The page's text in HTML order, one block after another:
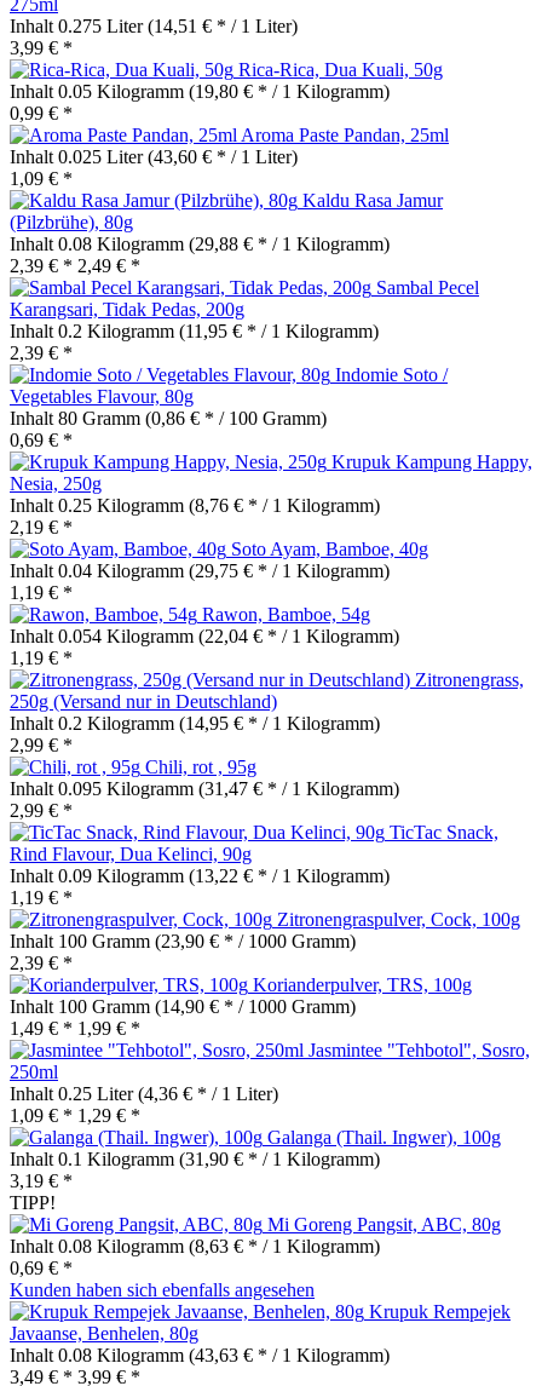
Inhalt 0.275 Liter(14,51 € * / 1 Liter)
3,99 € *
Rica-Rica, Dua Kuali, 50g
Inhalt 0.05 Kilogramm (19,80 € * / 1 Kilogramm)
0,99 € *
Aroma Paste Pandan, 25ml
Inhalt 0.025 Liter(43,60 € * / 1 Liter)
1,09 € *
Kaldu Rasa Jamur
(Pilzbrühe), 80g
Inhalt 0.08 Kilogramm (29,88 € * / 1 Kilogramm)
2,39 € * 2,49 € *
Sambal Pecel
Karangsari, Tidak Pedas, 200g
Inhalt 0.2 Kilogramm (11,95 € * / 1 Kilogramm)
2,39 € *
Indomie Soto /
Vegetables Flavour, 80g
Inhalt 80 Gramm (0,86 € * / 100 Gramm)
0,69 € *
Krupuk Kampung Happy,
Nesia, 250g
Inhalt 0.25 Kilogramm (8,76 € * / 1 Kilogramm)
2,19 € *
Soto Ayam, Bamboe, 40g
Inhalt 0.04 Kilogramm (29,75 € * / 1 Kilogramm)
1,19 € *
Rawon, Bamboe, 54g
Inhalt 0.054 Kilogramm (22,04 € * / 1 Kilogramm)
1,19 € *
Zitronengrass,
250g (Versand nur in Deutschland)
Inhalt 0.2 Kilogramm (14,95 € * / 1 Kilogramm)
2,99 € *
Chili, rot , 95g
Inhalt 0.095 Kilogramm (31,47 € * / 1 Kilogramm)
2,99 € *
TicTac Snack,
Rind Flavour, Dua Kelinci, 90g
Inhalt 0.09 Kilogramm (13,22 € * / 1 Kilogramm)
1,19 € *
Zitronengraspulver, Cock, 100g
Inhalt 100 Gramm (23,90 € * / 1000 Gramm)
2,39 € *
Korianderpulver, TRS, 100g
Inhalt 100 Gramm (14,90 € * / 1000 Gramm)
1,49 € * 1,99 € *
Jasmintee "Tehbotol", Sosro,
250ml
Inhalt 0.25 Liter(4,36 € * / 1 Liter)
1,09 € * 1,29 € *
Galanga (Thail. Ingwer), 100g
Inhalt 0.1 Kilogramm (31,90 € * / 1 Kilogramm)
3,19 € *
TIPP!
Mi Goreng Pangsit, ABC, 80g
Inhalt 0.08 Kilogramm (8,63 € * / 1 Kilogramm)
0,69 € *
Kunden haben sich ebenfalls angesehen
Krupuk Rempejek
Javaanse, Benhelen, 80g
Inhalt 0.08 Kilogramm (43,63 € * / 1 Kilogramm)
3,49 € * 3,99 € *